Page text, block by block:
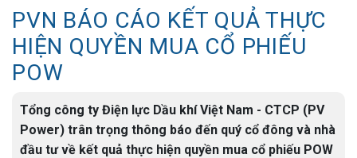
PVN BÁO CÁO KẾT QUẢ THỰC
HIỆN QUYỀN MUA CỔ PHIẾU
POW
Tổng công ty Điện lực Dầu khí Việt Nam - CTCP (PV
Power) trân trọng thông báo đến quý cổ đông và nhà
đầu tư về kết quả thực hiện quyền mua cổ phiếu POW